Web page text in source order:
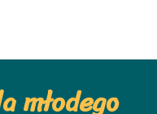
młodego